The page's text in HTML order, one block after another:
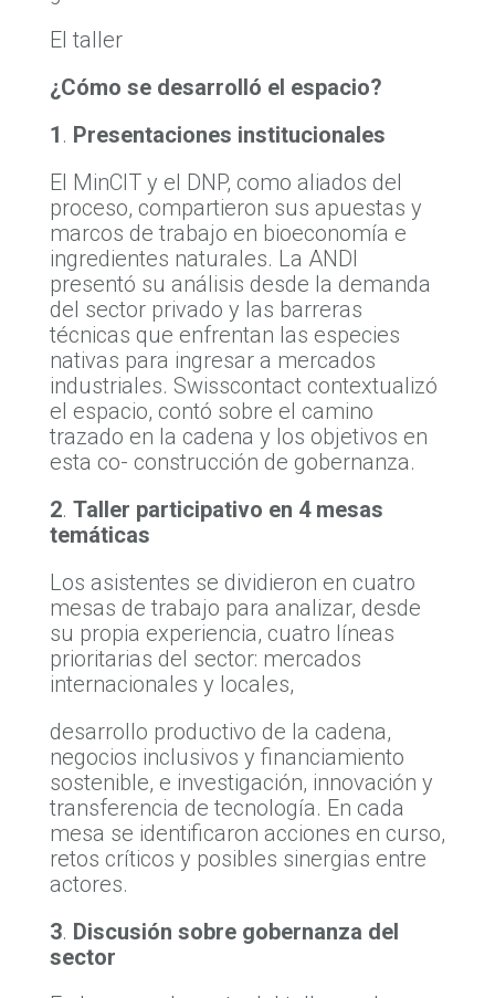
El taller
¿Cómo se desarrolló el espacio?
1 . Presentaciones institucionales
El MinCIT y el DNP, como aliados del
proceso, compartieron sus apuestas y
marcos de trabajo en bioeconomía e
ingredientes naturales. La ANDI
presentó su análisis desde la demanda
del sector privado y las barreras
técnicas que enfrentan las especies
nativas para ingresar a mercados
industriales. Swisscontact contextualizó
el espacio, contó sobre el camino
trazado en la cadena y los objetivos en
esta co- construcción de gobernanza.
2. Taller participativo en 4 mesas
temáticas
Los asistentes se dividieron en cuatro
mesas de trabajo para analizar, desde
su propia experiencia, cuatro líneas
prioritarias del sector: mercados
internacionales y locales,
desarrollo productivo de la cadena,
negocios inclusivos y financiamiento
sostenible, e investigación, innovación y
transferencia de tecnología. En cada
mesa se identificaron acciones en curso,
retos críticos y posibles sinergias entre
actores.
3. Discusión sobre gobernanza del
sector